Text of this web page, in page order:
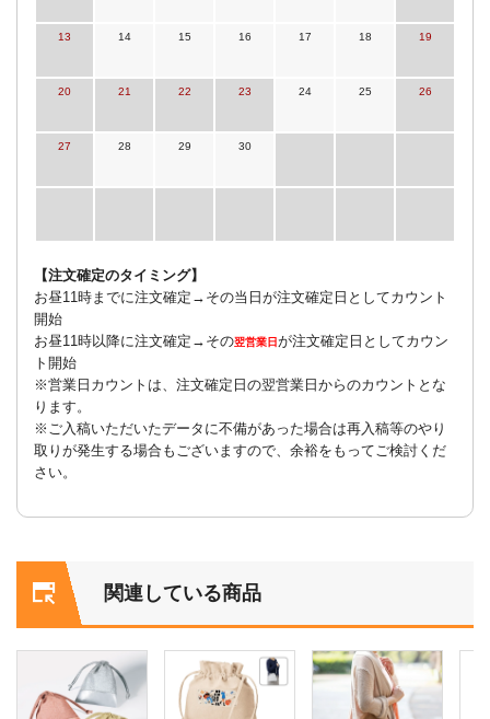
13 14 15 16 17 18 19
20 21 22 23 24 25 26
27 28 29 30
【注文確定のタイミング】
お昼11時までに注文確定→その当日が注文確定日としてカウント
開始
お昼11時以降に注文確定→その翌営業日が注文確定日としてカウン
ト開始
※営業日カウントは、注文確定日の翌営業日からのカウントとな
ります。
※ご入稿いただいたデータに不備があった場合は再入稿等のやり
取りが発生する場合もございますので、余裕をもってご検討くだ
さい。
関連している商品